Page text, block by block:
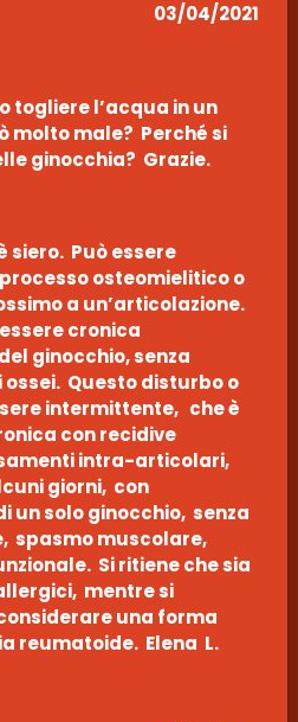
03/04/2021
togliere l’acqua in un
molto male? Perché si
ginocchia? Grazie.
siero. Può essere
osteomielitico o
a un’articolazione.
cronica
ginocchio, senza
Questo disturbo o
intermittente, che è
con recidive
intra-articolari,
giorni, con
un solo ginocchio, senza
spasmo muscolare,
Si ritiene che sia
mentre si
una forma
reumatoide. Elena L.